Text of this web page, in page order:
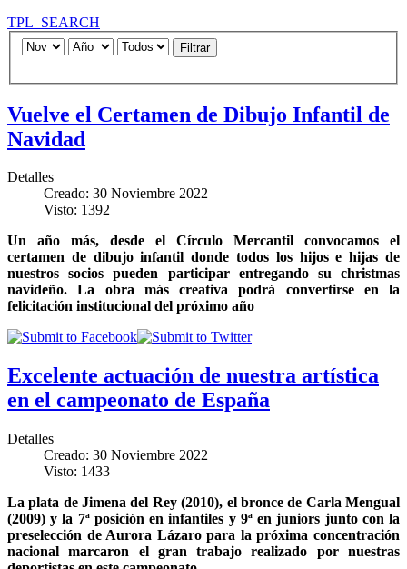
TPL_SEARCH
Filtrar
Vuelve el Certamen de Dibujo Infantil de
Navidad
Detalles
Creado: 30 Noviembre 2022
Visto: 1392
Un año más, desde el Círculo Mercantil convocamos el
certamen de dibujo infantil donde todos los hijos e hijas de
nuestros socios pueden participar entregando su christmas
navideño. La obra más creativa podrá convertirse en la
felicitación institucional del próximo año
Excelente actuación de nuestra artística
en el campeonato de España
Detalles
Creado: 30 Noviembre 2022
Visto: 1433
La plata de Jimena del Rey (2010), el bronce de Carla Mengual
(2009) y la 7ª posición en infantiles y 9ª en juniors junto con la
preselección de Aurora Lázaro para la próxima concentración
nacional marcaron el gran trabajo realizado por nuestras